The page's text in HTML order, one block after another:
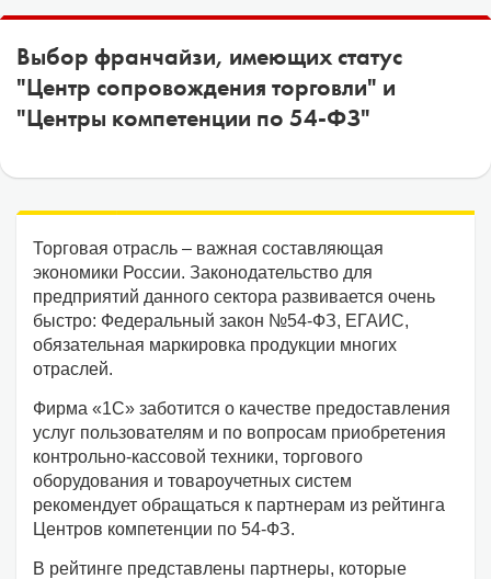
1С:Игры
Выбор франчайзи, имеющих статус
"Центр сопровождения торговли" и
"Центры компетенции по 54-ФЗ"
Торговая отрасль – важная составляющая
экономики России. Законодательство для
предприятий данного сектора развивается очень
быстро: Федеральный закон №54-ФЗ, ЕГАИС,
обязательная маркировка продукции многих
отраслей.
Фирма «1С» заботится о качестве предоставления
услуг пользователям и по вопросам приобретения
контрольно-кассовой техники, торгового
оборудования и товароучетных систем
рекомендует обращаться к партнерам из рейтинга
Центров компетенции по 54-ФЗ.
В рейтинге представлены партнеры, которые